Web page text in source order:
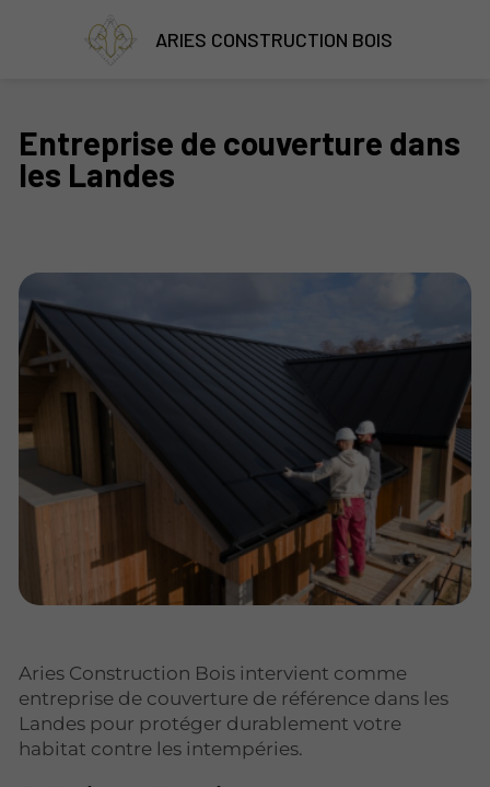
ARIES CONSTRUCTION BOIS
Entreprise de couverture dans
les Landes
Aries Construction Bois intervient comme
entreprise de couverture de référence dans les
Landes pour protéger durablement votre
habitat contre les intempéries.